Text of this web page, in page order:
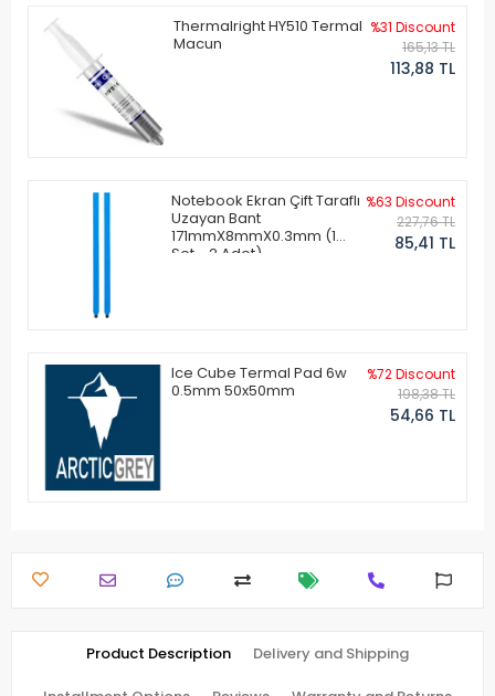
Thermalright HY510 Termal
Macun
%31 Discount
165,13 TL
113,88 TL
Notebook Ekran Çift Taraflı
Uzayan Bant
171mmX8mmX0.3mm (1
Set - 2 Adet)
%63 Discount
227,76 TL
85,41 TL
Ice Cube Termal Pad 6w
0.5mm 50x50mm
%72 Discount
198,38 TL
54,66 TL
Product Description Delivery and Shipping